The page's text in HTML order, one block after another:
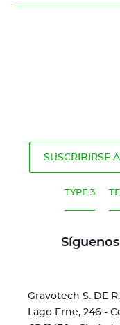
SUSCRIBIRSE
TYPE 3
Síguenos
Gravotech S. DE
Lago Erne, 246 -